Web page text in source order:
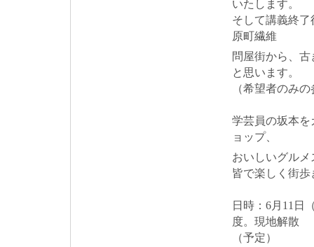
いたします。
そして講義終
原町繊維
問屋街から、
と思います。
（希望者のみ
学芸員の坂本
ョップ、
おいしいグルメ
皆で楽しく街
日時：6月11日
度。現地解散
（予定）